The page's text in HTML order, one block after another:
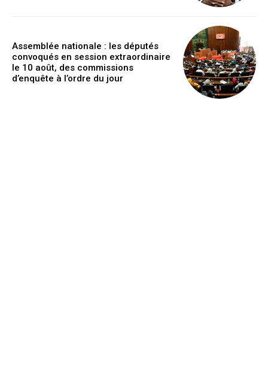
Assemblée nationale : les députés
convoqués en session extraordinaire
le 10 août, des commissions
d’enquête à l’ordre du jour